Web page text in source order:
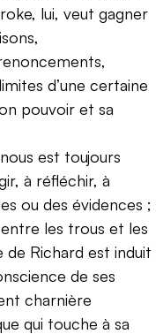
lui, veut gagner
d’une certaine
pouvoir et sa
est toujours
à réfléchir, à
ou des évidences ;
les trous et les
de Richard est induit
de ses
charnière
qui touche à sa